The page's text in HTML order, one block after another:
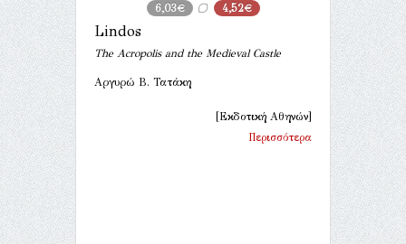
6,03€ 4,52€
Lindos
The Acropolis and the Medieval Castle
Αργυρώ Β. Τατάκη
[Εκδοτική Αθηνών]
Περισσότερα